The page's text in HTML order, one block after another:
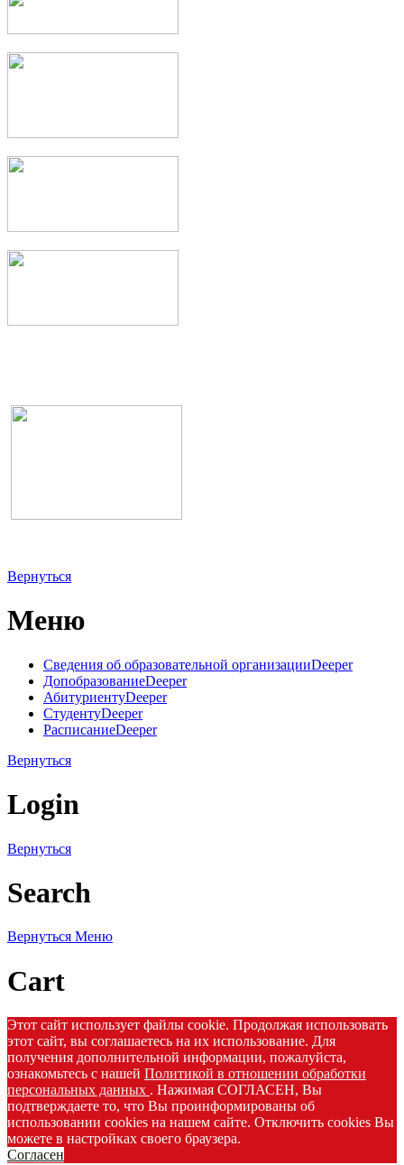
Вернуться
Меню
Сведения об образовательной организацииDeeper
ДопобразованиеDeeper
АбитуриентуDeeper
СтудентуDeeper
РасписаниеDeeper
Вернуться
Login
Вернуться
Search
Вернуться Меню
Cart
Этот сайт использует файлы cookie. Продолжая использовать
этот сайт, вы соглашаетесь на их использование. Для
получения дополнительной информации, пожалуйста,
ознакомьтесь с нашей Политикой в отношении обработки
персональных данных . Нажимая СОГЛАСЕН, Вы
подтверждаете то, что Вы проинформированы об
использовании cookies на нашем сайте. Отключить cookies Вы
можете в настройках своего браузера.
Согласен